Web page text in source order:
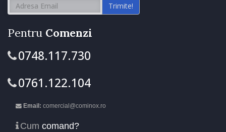
Trimite!
Pentru Comenzi
0748.117.730
0761.122.104
Email: comercial@cominox.ro
Cum comand?